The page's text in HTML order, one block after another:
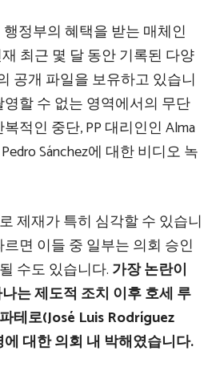
정부의 혜택을 받는 매체인
최근 몇 달 동안 기록된 다양
공개 파일을 보유하고 있습니
할 수 없는 영역에서의 무단
적인 중단, PP 대리인인 Alma
Sánchez에 대한 비디오 녹
제재가 특히 심각할 수 있습니
면 이들 중 일부는 의회 승인
수도 있습니다. 가장 논란이
는 제도적 조치 이후 호세 루
테로(José Luis Rodríguez
대한 의회 내 박해였습니다.